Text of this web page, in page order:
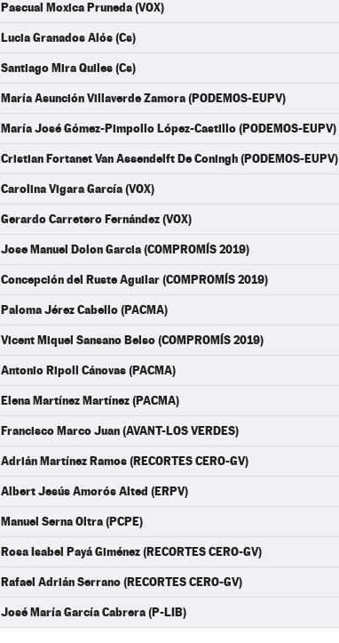
Pascual Moxica Pruneda (VOX)
Lucia Granados Alós (Cs)
Santiago Mira Quiles (Cs)
María Asunción Villaverde Zamora (PODEMOS-EUPV)
María José Gómez-Pimpollo López-Castillo (PODEMOS-EUPV)
Cristian Fortanet Van Assendelft De Coningh (PODEMOS-EUPV)
Carolina Vigara García (VOX)
Gerardo Carretero Fernández (VOX)
Jose Manuel Dolon Garcia (COMPROMÍS 2019)
Concepción del Ruste Aguilar (COMPROMÍS 2019)
Paloma Jérez Cabello (PACMA)
Vicent Miquel Sansano Belso (COMPROMÍS 2019)
Antonio Ripoll Cánovas (PACMA)
Elena Martínez Martínez (PACMA)
Francisco Marco Juan (AVANT-LOS VERDES)
Adrián Martínez Ramos (RECORTES CERO-GV)
Albert Jesús Amorós Alted (ERPV)
Manuel Serna Oltra (PCPE)
Rosa Isabel Payá Giménez (RECORTES CERO-GV)
Rafael Adrián Serrano (RECORTES CERO-GV)
José María García Cabrera (P-LIB)